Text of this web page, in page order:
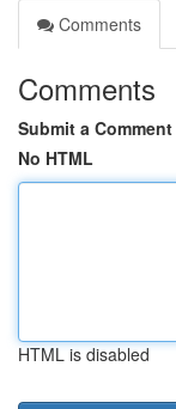
Comments
Comments
Submit a Comment
No HTML
HTML is disabled